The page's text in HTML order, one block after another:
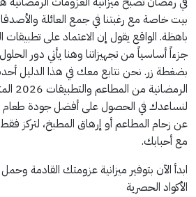
بيت خاصة مع رغبتنا في جمع العائلة
باهظة. الواقع يقول إن الاعتماد على
جزءاً أساسياً من تجهيزاتنا وهنا يأتي دور
بضغطة زر. نحن نتابع معك في هذا الدليل
لنساعدك في الحصول على أفضل جودة طعام
عن زحام المطاعم أو إرهاق المطبخ، لتركز
مع أحبابك.
ابدأ الآن بتوفير ميزانية عزومتك القادمة
الأكواد الحصرية